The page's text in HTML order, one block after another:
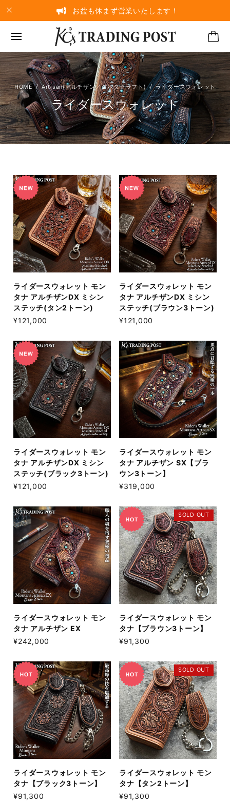
お盆も休まず営業いたします！
Artisan(アルチザン／クボタクラフト) ライダースウォレット
ライダースウォレット
ライダースウォレット モン
タナ アルチザンDX ミシン
ステッチ(タン2トーン)
¥121,000
ライダースウォレット モン
タナ アルチザンDX ミシン
ステッチ(ブラウン3トーン)
¥121,000
ライダースウォレット モン
タナ アルチザンDX ミシン
ステッチ(ブラック3トーン)
¥121,000
ライダースウォレット モン
タナ アルチザン SX【ブラ
ウン3トーン】
¥319,000
ライダースウォレット モン
タナ アルチザン EX
¥242,000
SOLD OUT
ライダースウォレット モン
タナ【ブラウン3トーン】
¥91,300
ライダースウォレット モン
タナ【ブラック3トーン】
¥91,300
SOLD OUT
ライダースウォレット モン
タナ【タン2トーン】
¥91,300